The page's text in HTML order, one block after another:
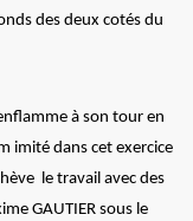
des deux cotés du
à son tour en
imité dans cet exercice
le travail avec des
GAUTIER sous le